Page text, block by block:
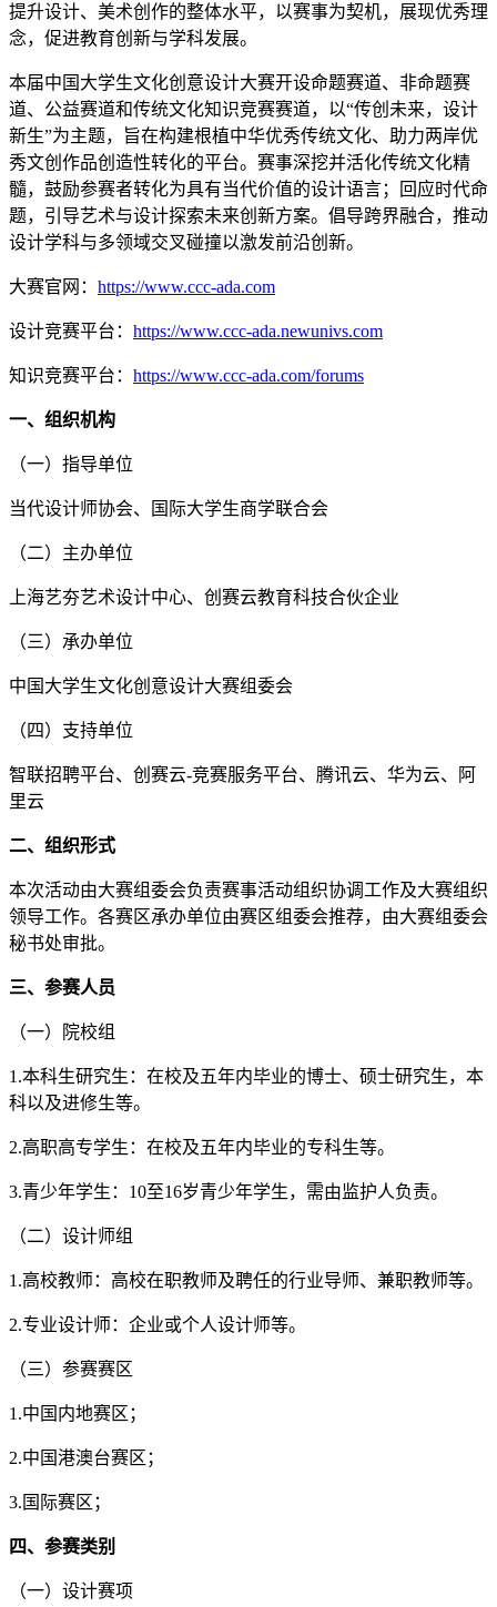
提升设计、美术创作的整体水平，以赛事为契机，展现优秀理
念，促进教育创新与学科发展。
本届中国大学生文化创意设计大赛开设命题赛道、非命题赛
道、公益赛道和传统文化知识竞赛赛道，以“传创未来，设计
新生”为主题，旨在构建根植中华优秀传统文化、助力两岸优
秀文创作品创造性转化的平台。赛事深挖并活化传统文化精
髓，鼓励参赛者转化为具有当代价值的设计语言；回应时代命
题，引导艺术与设计探索未来创新方案。倡导跨界融合，推动
设计学科与多领域交叉碰撞以激发前沿创新。
大赛官网： https://www.ccc-ada.com
设计竞赛平台： https://www.ccc-ada.newunivs.com
知识竞赛平台： https://www.ccc-ada.com/forums
一、组织机构
（一）指导单位
当代设计师协会、国际大学生商学联合会
（二）主办单位
上海艺夯艺术设计中心、创赛云教育科技合伙企业
（三）承办单位
中国大学生文化创意设计大赛组委会
（四）支持单位
智联招聘平台、创赛云-竞赛服务平台、腾讯云、华为云、阿
里云
二、组织形式
本次活动由大赛组委会负责赛事活动组织协调工作及大赛组织
领导工作。各赛区承办单位由赛区组委会推荐，由大赛组委会
秘书处审批。
三、参赛人员
（一）院校组
1.本科生研究生：在校及五年内毕业的博士、硕士研究生，本
科以及进修生等。
2.高职高专学生：在校及五年内毕业的专科生等。
3.青少年学生：10至16岁青少年学生，需由监护人负责。
（二）设计师组
1.高校教师：高校在职教师及聘任的行业导师、兼职教师等。
2.专业设计师：企业或个人设计师等。
（三）参赛赛区
1.中国内地赛区；
2.中国港澳台赛区；
3.国际赛区；
四、参赛类别
（一）设计赛项